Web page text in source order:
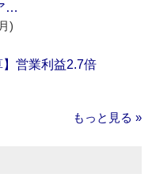
…
)
】営業利益2.7倍
もっと見る »